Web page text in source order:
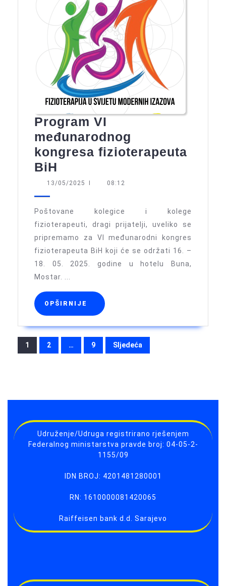
Program VI
međunarodnog
kongresa fizioterapeuta
BiH
VI
kongresa
fizioterapeuta
BiH
13/05/2025 13/05/2025
I 08:12
Poštovane kolegice i kolege
fizioterapeuti, dragi prijatelji, uveliko se
pripremamo za VI međunarodni kongres
fizioterapeuta BiH koji će se održati 16. –
18. 05. 2025. godine u hotelu Buna,
Mostar. ...
OPŠIRNIJE OPŠIRNIJE
Brojevi
stranica
1 2 … 9 Sljedeća
Udruženje/Udruga registrirano rješenjem
Federalnog ministarstva pravde broj: 04-05-2-
1155/09
IDN BROJ: 4201481280001
RN: 1610000081420065
Raiffeisen bank d.d. Sarajevo